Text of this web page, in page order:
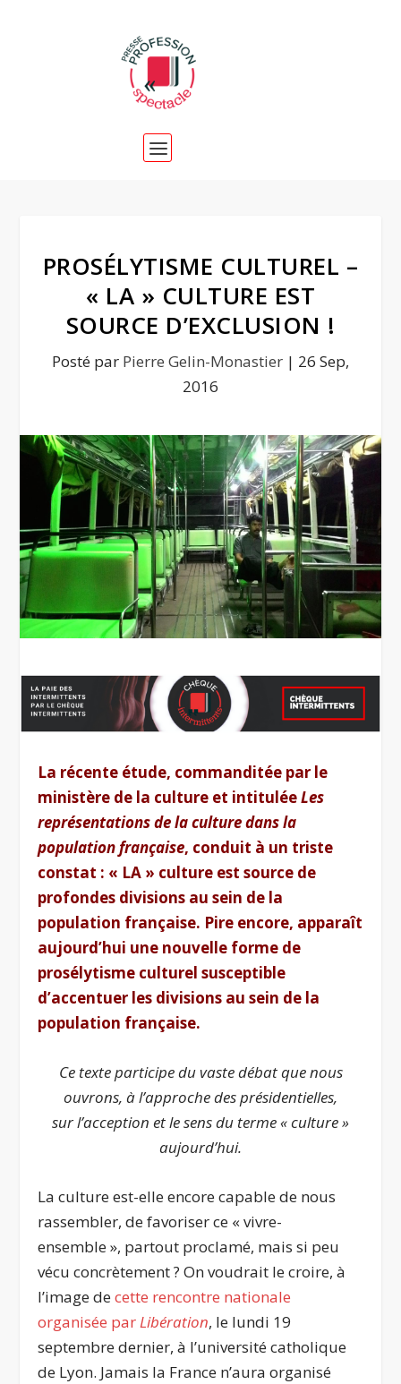
PROSÉLYTISME CULTUREL –
« LA » CULTURE EST
SOURCE D’EXCLUSION !
Posté par Pierre Gelin-Monastier | 26 Sep,
2016
La récente étude, commanditée par le
ministère de la culture et intituléeLes
représentations de la culture dans la
population française, conduit à un triste
constat : « LA » culture est source de
profondes divisions au sein de la
population française. Pire encore, apparaît
aujourd’hui une nouvelle forme de
prosélytisme culturel susceptible
d’accentuer les divisions au sein de la
population française.
Ce texte participe du vaste débat que nous
ouvrons, à l’approche des présidentielles,
sur l’acception et le sens du terme«culture»
aujourd’hui.
La culture est-elle encore capable de nous
rassembler, de favoriser ce « vivre-
ensemble », partout proclamé, mais si peu
vécu concrètement ? On voudrait le croire, à
l’image decette rencontre nationale
organisée parLibération, le lundi 19
septembre dernier, à l’université catholique
de Lyon. Jamais la France n’aura organisé